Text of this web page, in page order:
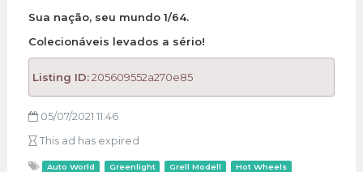
Sua nação, seu mundo 1/64.
Colecionáveis levados a sério!
Listing ID:205609552a270e85
05/07/2021 11:46
This ad has expired
Auto World Greenlight Grell Modell
Hot Wheels